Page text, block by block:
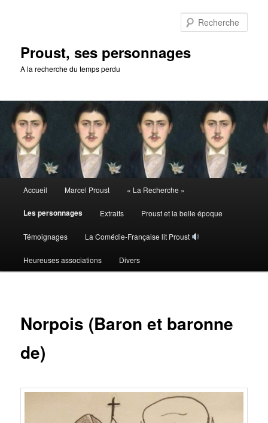
Proust, ses personnages
A la recherche du temps perdu
principal
Accueil Marcel Proust « La Recherche »
Les personnages Extraits Proust et la belle époque
Témoignages La Comédie-Française lit Proust
Heureuses associations Divers
Norpois (Baron et baronne
de)